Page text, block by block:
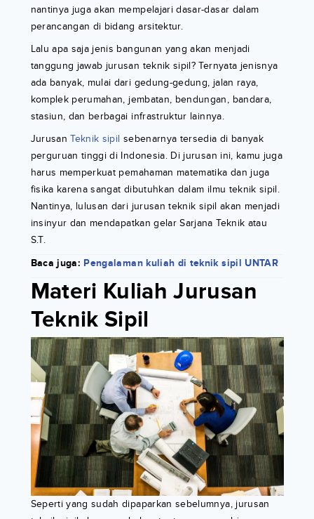
nantinya juga akan mempelajari dasar-dasar dalam
perancangan di bidang arsitektur.
Lalu apa saja jenis bangunan yang akan menjadi
tanggung jawab jurusan teknik sipil? Ternyata jenisnya
ada banyak, mulai dari gedung-gedung, jalan raya,
komplek perumahan, jembatan, bendungan, bandara,
stasiun, dan berbagai infrastruktur lainnya.
JurusanTeknik sipil sebenarnya tersedia di banyak
perguruan tinggi di Indonesia. Di jurusan ini, kamu juga
harus memperkuat pemahaman matematika dan juga
fisika karena sangat dibutuhkan dalam ilmu teknik sipil.
Nantinya, lulusan dari jurusan teknik sipil akan menjadi
insinyur dan mendapatkan gelar Sarjana Teknik atau
S.T.
Baca juga: Pengalaman kuliah di teknik sipil UNTAR
Materi Kuliah Jurusan
Teknik Sipil
Seperti yang sudah dipaparkan sebelumnya, jurusan